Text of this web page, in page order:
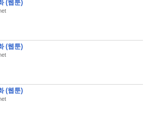
(웹툰)
(웹툰)
(웹툰)